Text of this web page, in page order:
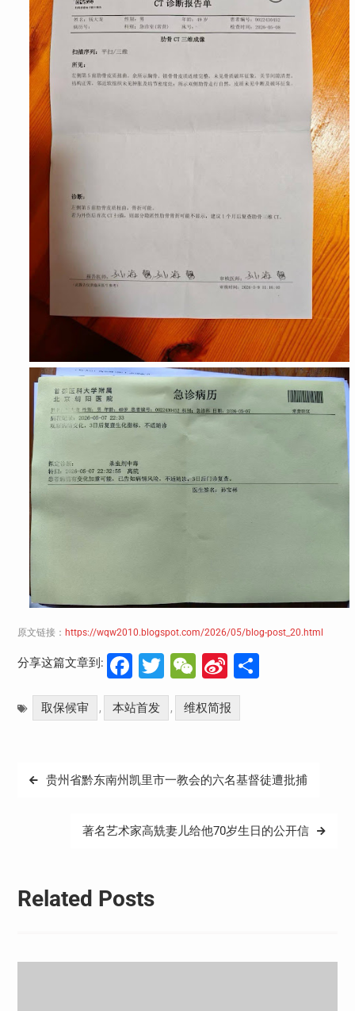
原文链接： https://wqw2010.blogspot.com/2026/05/blog-post_20.html
分享这篇文章到: Facebook
Twitter
WeChat
Sina
Weibo
分
取保候审 , 本站首发 , 维权简报
文
贵州省黔东南州凯里市一教会的六名基督徒遭批捕
著名艺术家高兟妻儿给他70岁生日的公开信
Related Posts